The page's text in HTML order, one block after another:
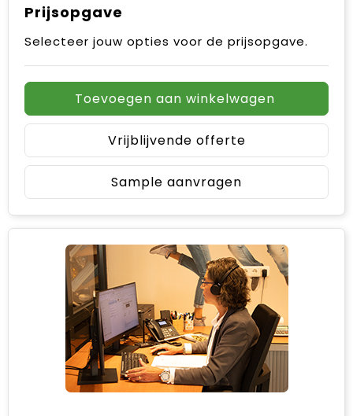
Prijsopgave
Selecteer jouw opties voor de prijsopgave.
Toevoegen aan winkelwagen
Vrijblijvende offerte
Sample aanvragen